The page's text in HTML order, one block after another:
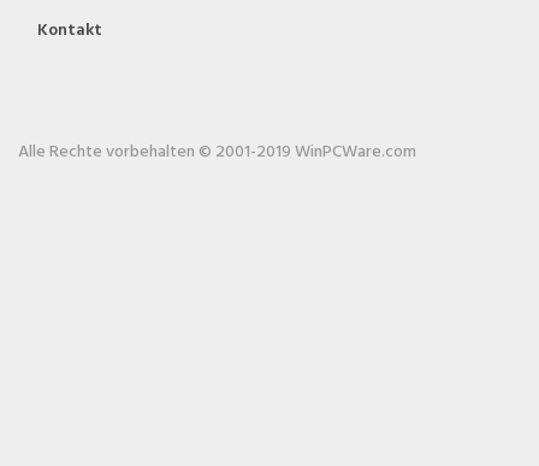
Kontakt
Alle Rechte vorbehalten © 2001-2019 WinPCWare.com